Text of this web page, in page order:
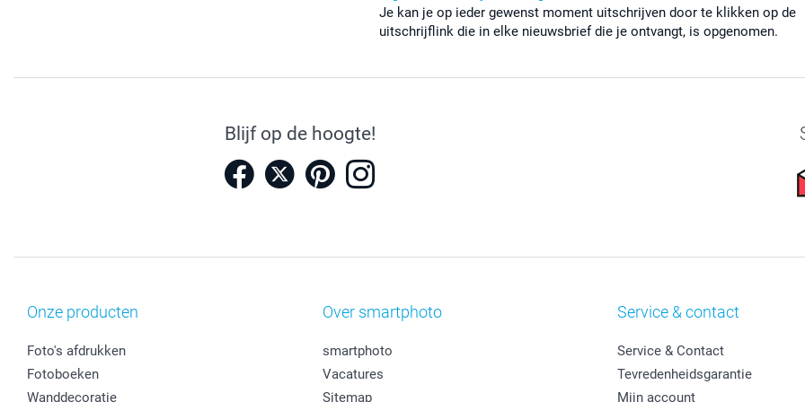
Je kan je op ieder gewenst moment uitschrijven door te klikken op de
uitschrijflink die in elke nieuwsbrief die je ontvangt, is opgenomen.
Blijf op de hoogte!
Onze producten
Foto's afdrukken
Fotoboeken
Wanddecoratie
Over smartphoto
smartphoto
Vacatures
Sitemap
Service & contact
Service & Contact
Tevredenheidsgarantie
Mijn account